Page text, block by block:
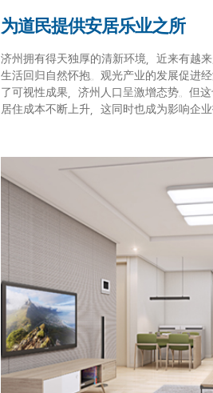
为道民提供安居乐业之所
济州拥有得天独厚的清新环境，近来有越
生活回归自然怀抱。观光产业的发展促进
了可视性成果，济州人口呈激增态势。但
居住成本不断上升，这同时也成为影响企业